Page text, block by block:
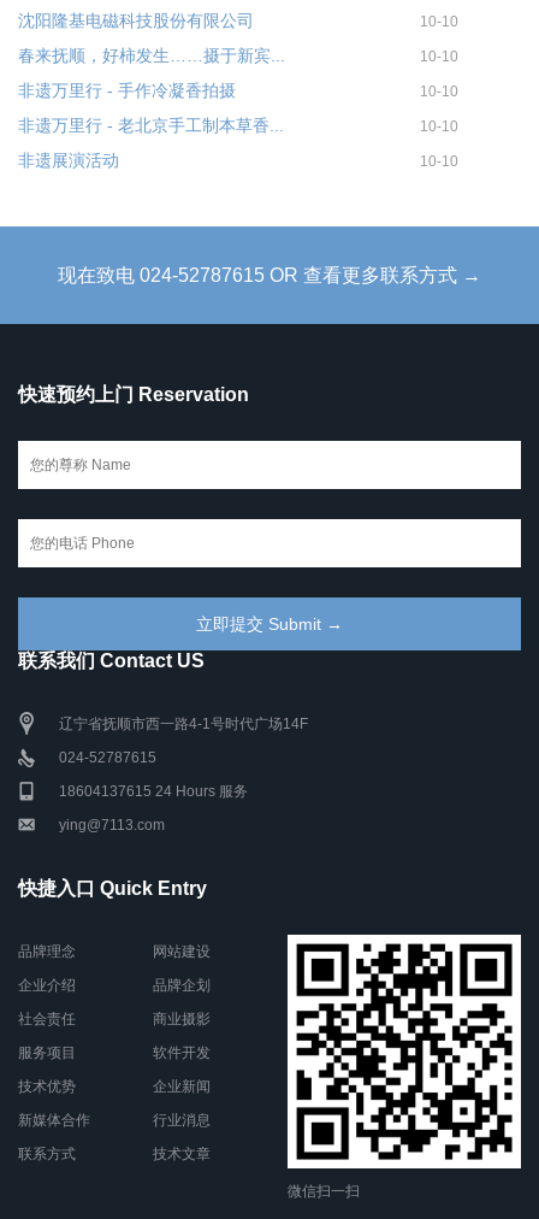
沈阳隆基电磁科技股份有限公司 10-10
春来抚顺，好柿发生……摄于新宾... 10-10
非遗万里行 - 手作冷凝香拍摄 10-10
非遗万里行 - 老北京手工制本草香... 10-10
非遗展演活动 10-10
现在致电 024-52787615 OR 查看更多联系方式 →
快速预约上门 Reservation
联系我们 Contact US
辽宁省抚顺市西一路4-1号时代广场14F
024-52787615
18604137615 24 Hours 服务
ying@7113.com
快捷入口 Quick Entry
品牌理念
企业介绍
社会责任
服务项目
技术优势
新媒体合作
联系方式
网站建设
品牌企划
商业摄影
软件开发
企业新闻
行业消息
技术文章
微信扫一扫